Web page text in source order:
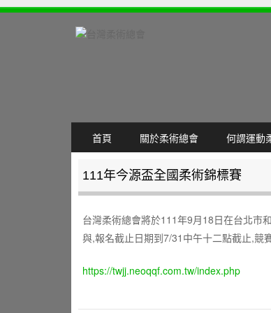
MENU
SKIP TO CONTENT
首頁 關於柔術總會 何謂運動
111年今源盃全國柔術錦標賽
台灣柔術總會將於111年9月18日在台北市
與,報名截止日期到7/31中午十二點截止,競
https://twjj.neoqqf.com.tw/index.php